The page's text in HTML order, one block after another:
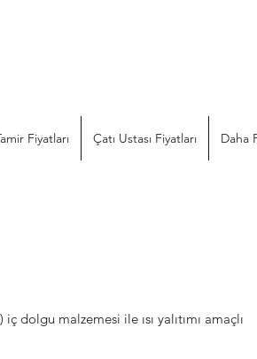
Fiyatları Çatı Ustası Fiyatları Daha
dolgu malzemesi ile ısı yalıtımı amaçlı